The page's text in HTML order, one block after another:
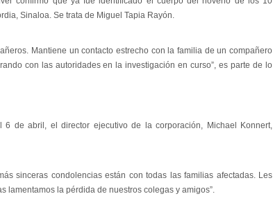
Sinaloa. Se trata de Miguel Tapia Rayón.
Mantiene un contacto estrecho con la familia de un compañero
con las autoridades en la investigación en curso”, es parte de lo
6 de abril, el director ejecutivo de la corporación, Michael Konnert,
sinceras condolencias están con todas las familias afectadas. Les
lamentamos la pérdida de nuestros colegas y amigos”.